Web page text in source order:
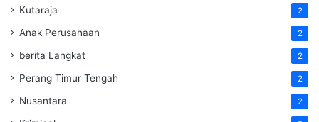
Kutaraja 2
Anak Perusahaan 2
berita Langkat 2
Perang Timur Tengah 2
Nusantara 2